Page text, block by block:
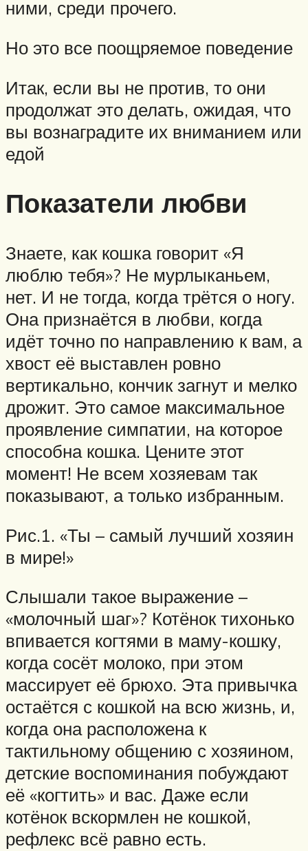
ними, среди прочего.
Но это все поощряемое поведение
Итак, если вы не против, то они
продолжат это делать, ожидая, что
вы вознаградите их вниманием или
едой
Показатели любви
Знаете, как кошка говорит «Я
люблю тебя»? Не мурлыканьем,
нет. И не тогда, когда трётся о ногу.
Она признаётся в любви, когда
идёт точно по направлению к вам, а
хвост её выставлен ровно
вертикально, кончик загнут и мелко
дрожит. Это самое максимальное
проявление симпатии, на которое
способна кошка. Цените этот
момент! Не всем хозяевам так
показывают, а только избранным.
Рис.1. «Ты – самый лучший хозяин
в мире!»
Слышали такое выражение –
«молочный шаг»? Котёнок тихонько
впивается когтями в маму-кошку,
когда сосёт молоко, при этом
массирует её брюхо. Эта привычка
остаётся с кошкой на всю жизнь, и,
когда она расположена к
тактильному общению с хозяином,
детские воспоминания побуждают
её «когтить» и вас. Даже если
котёнок вскормлен не кошкой,
рефлекс всё равно есть.